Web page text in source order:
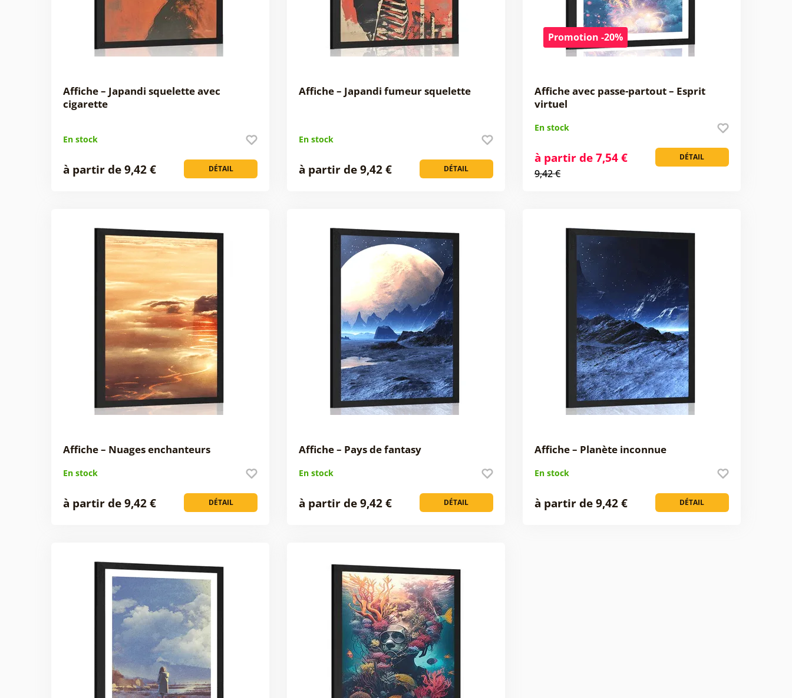
Affiche – Japandi squelette avec
cigarette
En stock
DÉTAIL
à partir de 9,42 €
Affiche – Japandi fumeur squelette
En stock
DÉTAIL
à partir de 9,42 €
Promotion -20%
Affiche avec passe-partout – Esprit
virtuel
En stock
DÉTAIL
à partir de 7,54 €
9,42 €
Affiche – Nuages enchanteurs
En stock
DÉTAIL
à partir de 9,42 €
Affiche – Pays de fantasy
En stock
DÉTAIL
à partir de 9,42 €
Affiche – Planète inconnue
En stock
DÉTAIL
à partir de 9,42 €